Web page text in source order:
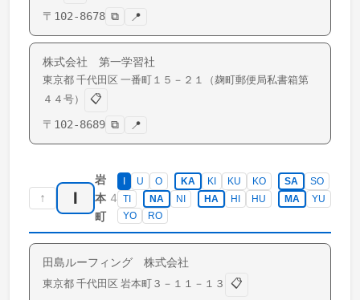
〒 102-8678 ⧉ 📍
株式会社 第一学習社
東京都 千代田区 一番町 １５－２１（麹町郵便局私書箱第
４４号）
📋
〒 102-8689 ⧉ 📍
↑ I
岩
本
町
4
I U O KA KI KU KO SA
SO
TI
NA NI HA HI HU MA
YU
YO
RO
田島ルーフィング 株式会社
東京都 千代田区 岩本町 ３－１１－１３
📋